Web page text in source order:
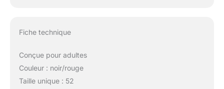
Fiche technique
Conçue pour adultes
Couleur : noir/rouge
Taille unique : 52